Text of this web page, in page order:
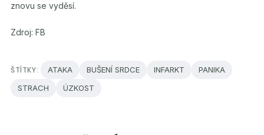
znovu se vyděsí.
Zdroj: FB
ŠTÍTKY: ATAKA BUŠENÍ SRDCE INFARKT
PANIKA
STRACH
ÚZKOST